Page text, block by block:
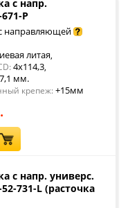
с напр.
P
направляющей
литая,
4x114,3,
мм.
крепеж: +15мм
с напр. универс.
731-L (расточка